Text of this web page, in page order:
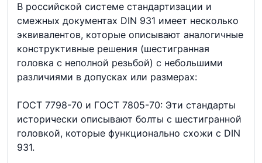
В российской системе стандартизации и
смежных документах DIN 931 имеет несколько
эквивалентов, которые описывают аналогичные
конструктивные решения (шестигранная
головка с неполной резьбой) с небольшими
различиями в допусках или размерах:
ГОСТ 7798-70 и ГОСТ 7805-70: Эти стандарты
исторически описывают болты с шестигранной
головкой, которые функционально схожи с DIN
931.